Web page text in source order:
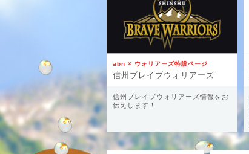
abn × ウォリアーズ特設ページ
信州ブレイブウォリアーズ
信州ブレイブウォリアーズ情報をお
伝えします！